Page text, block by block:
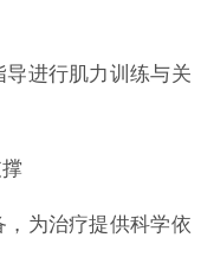
进行肌力训练与关
为治疗提供科学依